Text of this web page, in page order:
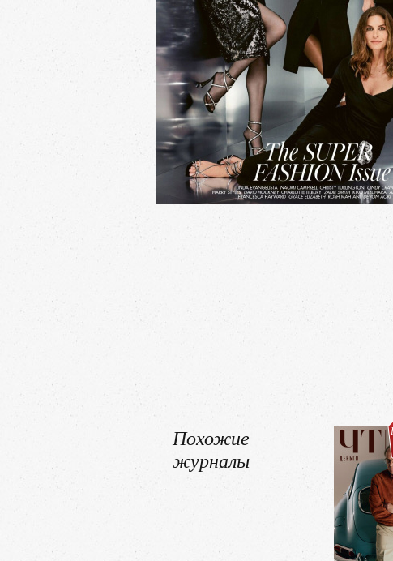
Похожие
журналы